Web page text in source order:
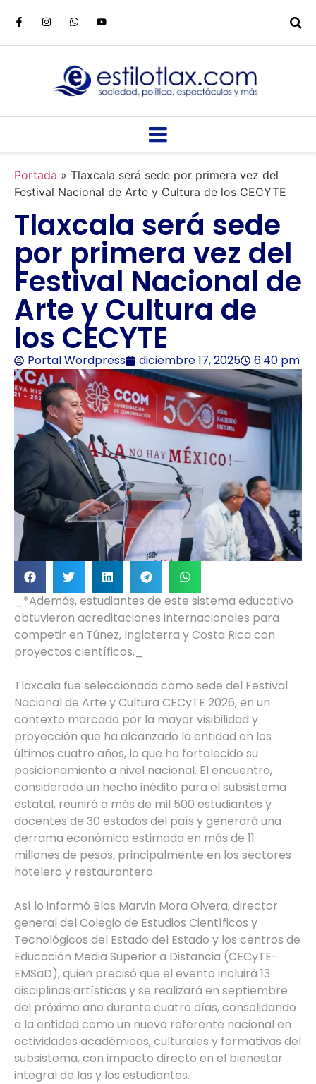
Portada » Tlaxcala será sede por primera vez del
Festival Nacional de Arte y Cultura de los CECYTE
Tlaxcala será sede
por primera vez del
Festival Nacional de
Arte y Cultura de
los CECYTE
Portal Wordpress diciembre 17, 2025 6:40 pm
_*Además, estudiantes de este sistema educativo
obtuvieron acreditaciones internacionales para
competir en Túnez, Inglaterra y Costa Rica con
proyectos científicos._
Tlaxcala fue seleccionada como sede del Festival
Nacional de Arte y Cultura CECyTE 2026, en un
contexto marcado por la mayor visibilidad y
proyección que ha alcanzado la entidad en los
últimos cuatro años, lo que ha fortalecido su
posicionamiento a nivel nacional. El encuentro,
considerado un hecho inédito para el subsistema
estatal, reunirá a más de mil 500 estudiantes y
docentes de 30 estados del país y generará una
derrama económica estimada en más de 11
millones de pesos, principalmente en los sectores
hotelero y restaurantero.
Así lo informó Blas Marvin Mora Olvera, director
general del Colegio de Estudios Científicos y
Tecnológicos del Estado del Estado y los centros de
Educación Media Superior a Distancia (CECyTE-
EMSaD), quien precisó que el evento incluirá 13
disciplinas artísticas y se realizará en septiembre
del próximo año durante cuatro días, consolidando
a la entidad como un nuevo referente nacional en
actividades académicas, culturales y formativas del
subsistema, con impacto directo en el bienestar
integral de las y los estudiantes.